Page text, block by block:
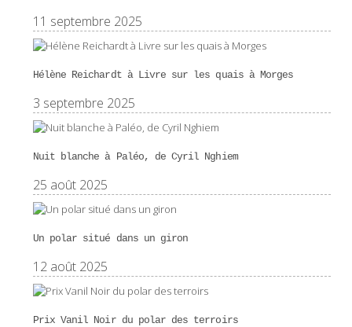
11 septembre 2025
Hélène Reichardt à Livre sur les quais à Morges
3 septembre 2025
Nuit blanche à Paléo, de Cyril Nghiem
25 août 2025
Un polar situé dans un giron
12 août 2025
Prix Vanil Noir du polar des terroirs